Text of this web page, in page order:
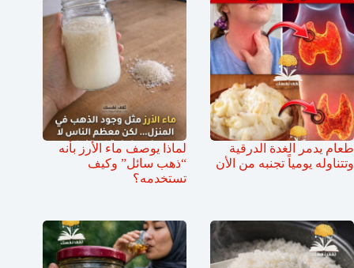
طعام يدمر الغدة الدرقية
وتتناوله يومياً تجنبه من الأن
لماذا يوصف ماء الأرز بأنه
“ذهب سائل” وكيف
تستخدمه؟